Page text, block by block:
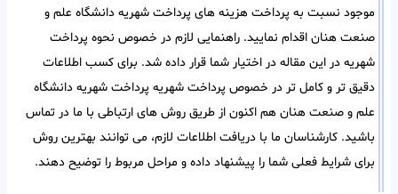
موجود نسبت به پرداخت هزینه های پرداخت شهریه دانشگاه علم و
صنعت هنان اقدام نمایید. راهنمایی لازم در خصوص نحوه پرداخت
شهریه در این مقاله در اختیار شما قرار داده شد. برای کسب اطلاعات
دقیق تر و کامل تر در خصوص پرداخت شهریه پرداخت شهریه دانشگاه
علم و صنعت هنان هم اکنون از طریق روش های ارتباطی با ما در تماس
باشید. کارشناسان ما با دریافت اطلاعات لازم، می توانند بهترین روش
برای شرایط فعلی شما را پیشنهاد داده و مراحل مربوط را توضیح دهند.